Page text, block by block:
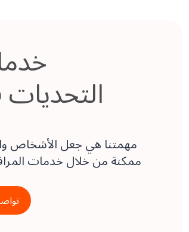
التحديات
مهمتنا هي جعل الأشخاص
ممكنة من خلال خدمات